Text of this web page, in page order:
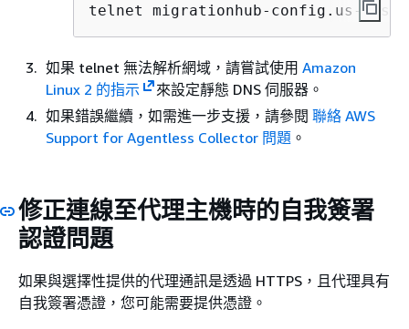
telnet migrationhub-config.us-west-
如果 telnet 無法解析網域，請嘗試使用 Amazon
Linux 2 的指示
來設定靜態 DNS 伺服器。
如果錯誤繼續，如需進一步支援，請參閱 聯絡 AWS
Support for Agentless Collector 問題 。
修正連線至代理主機時的自我簽署
認證問題
如果與選擇性提供的代理通訊是透過 HTTPS，且代理具有
自我簽署憑證，您可能需要提供憑證。